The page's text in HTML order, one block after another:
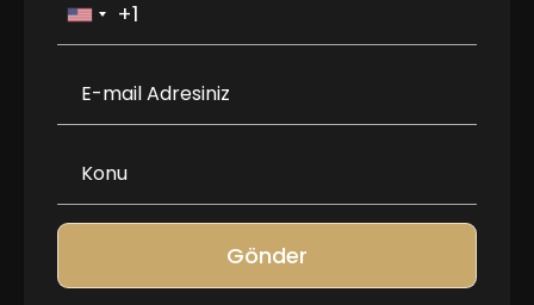
Gönder